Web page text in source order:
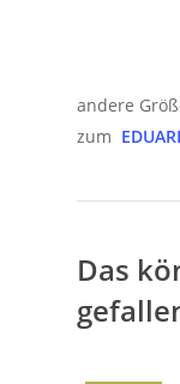
andere
zum
Das